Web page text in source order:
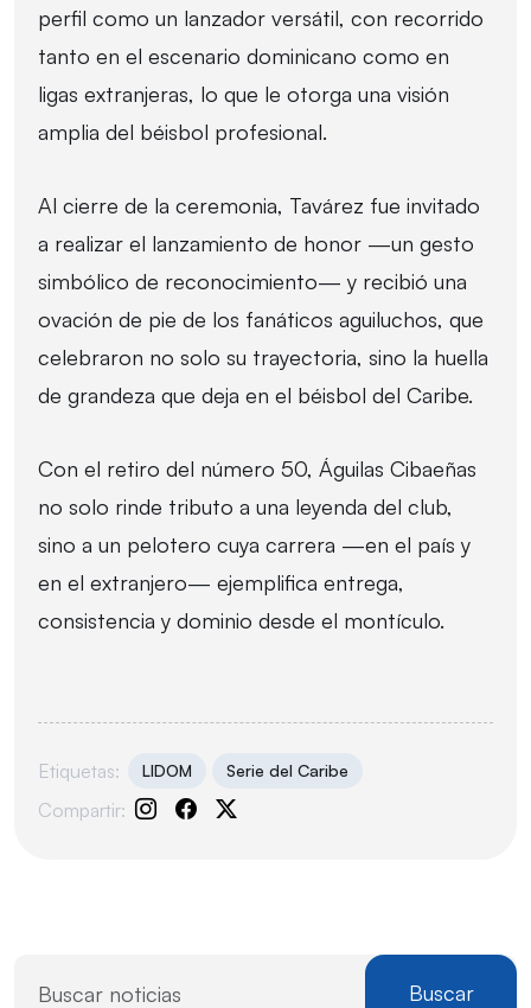
perfil como un lanzador versátil, con recorrido
tanto en el escenario dominicano como en
ligas extranjeras, lo que le otorga una visión
amplia del béisbol profesional.
Al cierre de la ceremonia, Tavárez fue invitado
a realizar el lanzamiento de honor —un gesto
simbólico de reconocimiento— y recibió una
ovación de pie de los fanáticos aguiluchos, que
celebraron no solo su trayectoria, sino la huella
de grandeza que deja en el béisbol del Caribe.
Con el retiro del número 50, Águilas Cibaeñas
no solo rinde tributo a una leyenda del club,
sino a un pelotero cuya carrera —en el país y
en el extranjero— ejemplifica entrega,
consistencia y dominio desde el montículo.
Etiquetas: LIDOM Serie del Caribe
Compartir:
Buscar